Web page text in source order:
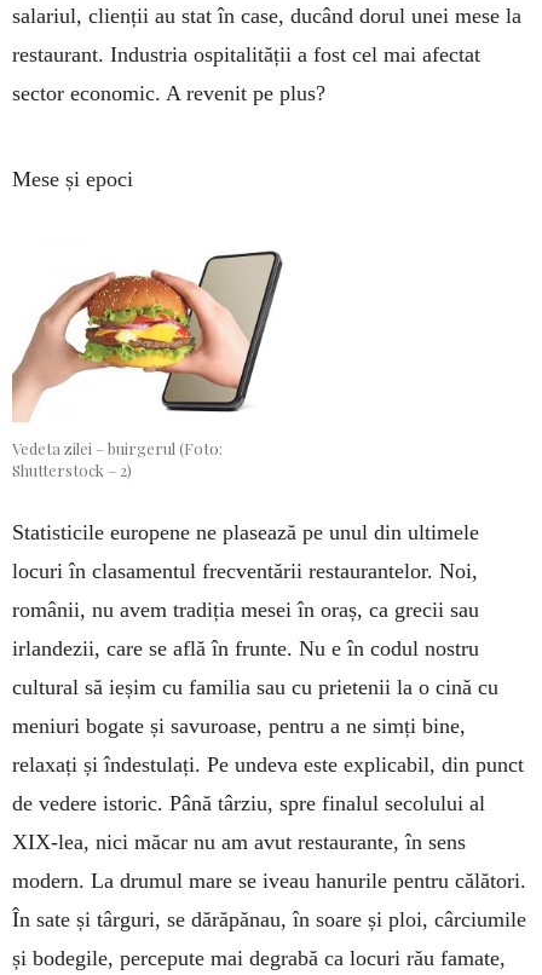
salariul, clienții au stat în case, ducând dorul unei mese la
restaurant. Industria ospitalității a fost cel mai afectat
sector economic. A revenit pe plus?
Mese și epoci
Vedeta zilei – buirgerul (Foto:
Shutterstock – 2)
Statisticile europene ne plasează pe unul din ultimele
locuri în clasamentul frecventării restaurantelor. Noi,
românii, nu avem tradiția mesei în oraș, ca grecii sau
irlandezii, care se află în frunte. Nu e în codul nostru
cultural să ieșim cu familia sau cu prietenii la o cină cu
meniuri bogate și savuroase, pentru a ne simți bine,
relaxați și îndestulați. Pe undeva este explicabil, din punct
de vedere istoric. Până târziu, spre finalul secolului al
XIX-lea, nici măcar nu am avut restaurante, în sens
modern. La drumul mare se iveau hanurile pentru călători.
În sate și târguri, se dărăpănau, în soare și ploi, cârciumile
și bodegile, percepute mai degrabă ca locuri rău famate,